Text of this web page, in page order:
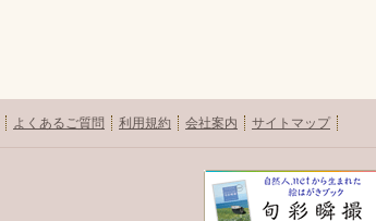
よくあるご質問 利用規約 会社案内 サイトマップ